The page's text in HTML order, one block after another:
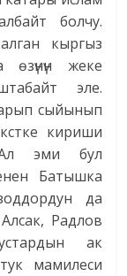
болчу.
кыргыз
жеке
эле.
сыйынып
кириши
Ал эми бул
Батышка
да
Радлов
ак
мамилеси